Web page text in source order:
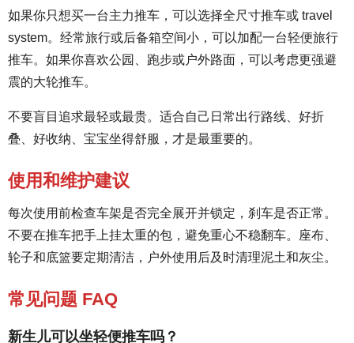
如果你只想买一台主力推车，可以选择全尺寸推车或 travel
system。经常旅行或后备箱空间小，可以加配一台轻便旅行
推车。如果你喜欢公园、跑步或户外路面，可以考虑更强避
震的大轮推车。
不要盲目追求最轻或最贵。适合自己日常出行路线、好折
叠、好收纳、宝宝坐得舒服，才是最重要的。
使用和维护建议
每次使用前检查车架是否完全展开并锁定，刹车是否正常。
不要在推车把手上挂太重的包，避免重心不稳翻车。座布、
轮子和底篮要定期清洁，户外使用后及时清理泥土和灰尘。
常见问题 FAQ
新生儿可以坐轻便推车吗？